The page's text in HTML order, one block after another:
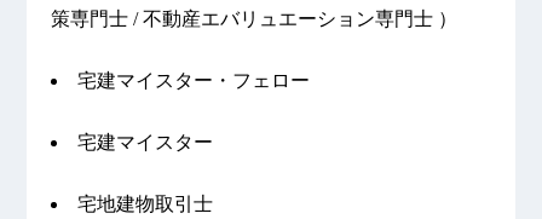
策専門士 / 不動産エバリュエーション専門士 ）
宅建マイスター・フェロー
宅建マイスター
宅地建物取引士